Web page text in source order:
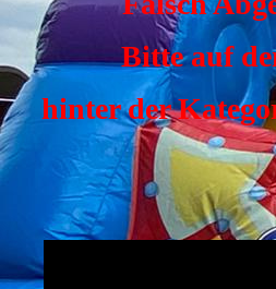
Bitte auf
hinter der